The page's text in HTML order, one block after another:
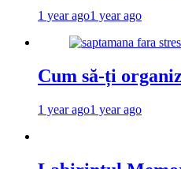
1 year ago1 year ago
Cum să-ți
1 year ago1 year ago